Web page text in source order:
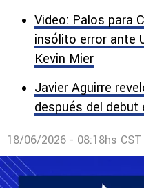
Video: Palos para
insólito error ante
Kevin Mier
Javier Aguirre
después del debut
18/06/2026 - 08:18hs CST